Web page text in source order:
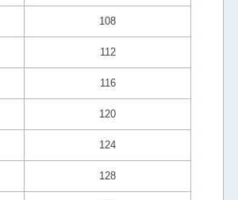
108
112
116
120
124
128